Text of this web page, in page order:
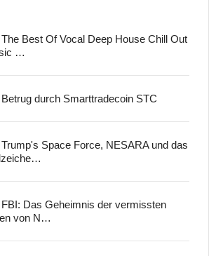
The Best Of Vocal Deep House Chill Out
…
Betrug durch Smarttradecoin STC
Trump's Space Force, NESARA und das
FBI: Das Geheimnis der vermissten
von N…